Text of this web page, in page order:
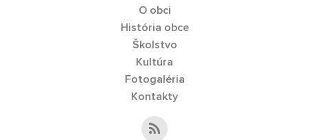
O obci
História obce
Školstvo
Kultúra
Fotogaléria
Kontakty